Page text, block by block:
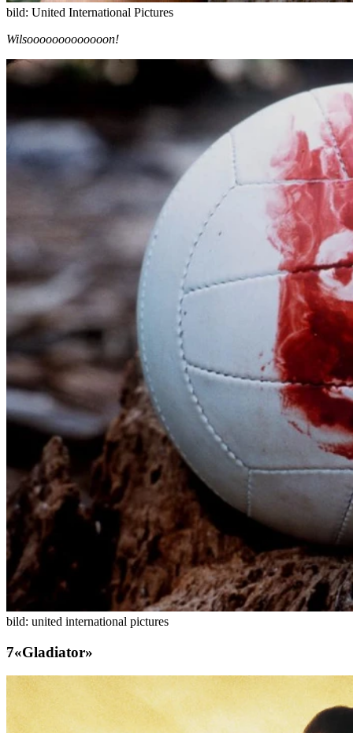
bild: United International Pictures
Wilsooooooooooooon!
bild: united international pictures
«Gladiator»